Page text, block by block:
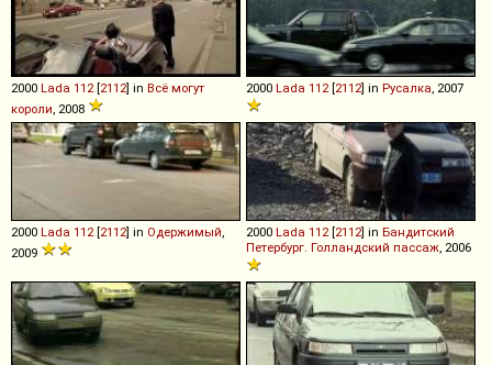
2000 Lada 112 [2112] in Всё могут
короли , 2008
2000 Lada 112 [2112] in Русалка , 2007
2000 Lada 112 [2112] in Одержимый
2009
2000 Lada 112 [2112] in Бандитский
Петербург. Голландский пассаж , 2006